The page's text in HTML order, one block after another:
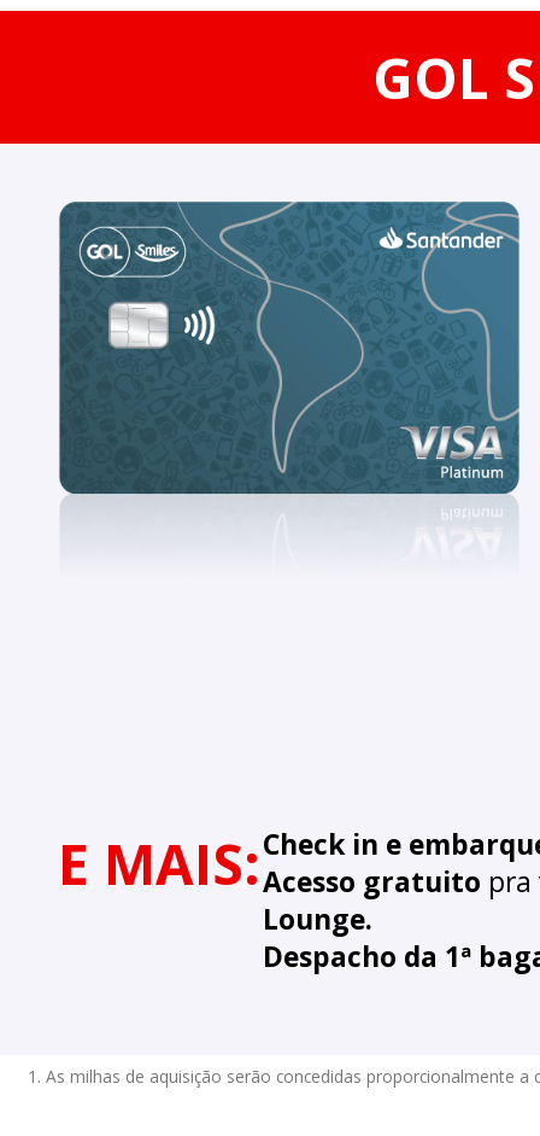
GOL
E MAIS:Check in e
Acesso gratuito pra
Lounge.
Despacho da 1ª
1. As milhas de aquisição serão concedidas proporcionalmente